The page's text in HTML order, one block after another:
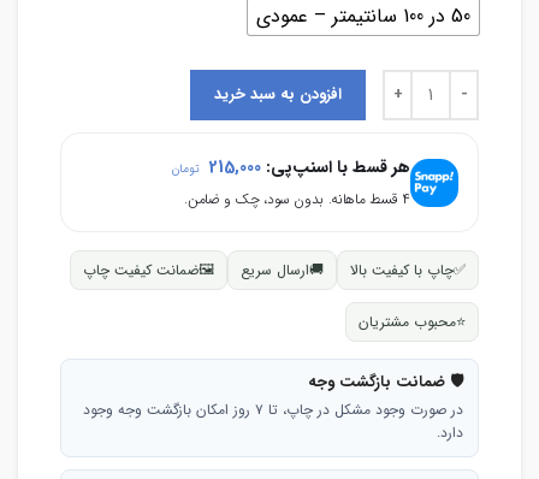
50 در 100 سانتیمتر – عمودی
افزودن به سبد خرید
هر قسط با اسنپ‌پی: 215,000 تومان
۴ قسط ماهانه. بدون سود، چک و ضامن.
✅چاپ با کیفیت بالا 🚚ارسال سریع 🖼ضمانت کیفیت چاپ
⭐محبوب مشتریان
🛡 ضمانت بازگشت وجه
در صورت وجود مشکل در چاپ، تا ۷ روز امکان بازگشت وجه وجود
دارد.